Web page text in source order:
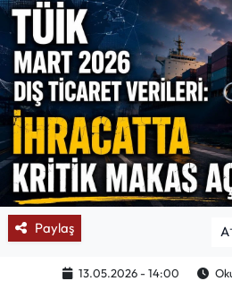
Paylaş A
13.05.2026 - 14:00
Mektup Galeri
Röportaj
Manşet
Köşe Yazıları
Karikatür Galeri
BIK